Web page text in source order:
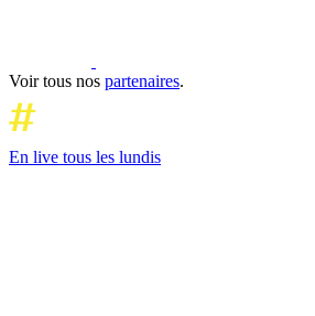
Voir tous nos partenaires.
En live tous les lundis